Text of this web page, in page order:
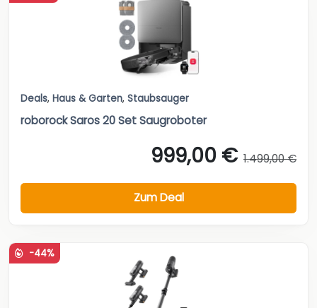
Deals, Haus & Garten, Staubsauger
roborock Saros 20 Set Saugroboter
999,00 € 1.499,00 €
Zum Deal
-44%